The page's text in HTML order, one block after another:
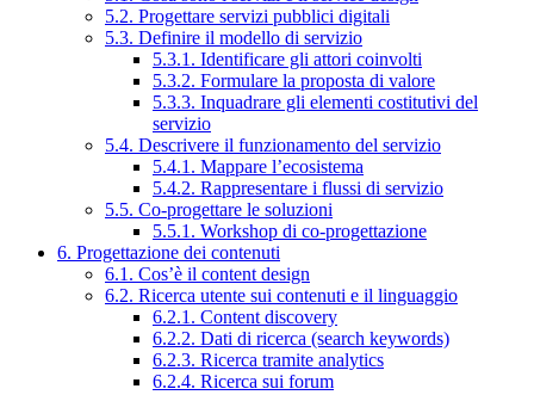
5.2. Progettare servizi pubblici digitali
5.3. Definire il modello di servizio
5.3.1. Identificare gli attori coinvolti
5.3.2. Formulare la proposta di valore
5.3.3. Inquadrare gli elementi costitutivi del
servizio
5.4. Descrivere il funzionamento del servizio
5.4.1. Mappare l’ecosistema
5.4.2. Rappresentare i flussi di servizio
5.5. Co-progettare le soluzioni
5.5.1. Workshop di co-progettazione
6. Progettazione dei contenuti
6.1. Cos’è il content design
6.2. Ricerca utente sui contenuti e il linguaggio
6.2.1. Content discovery
6.2.2. Dati di ricerca (search keywords)
6.2.3. Ricerca tramite analytics
6.2.4. Ricerca sui forum